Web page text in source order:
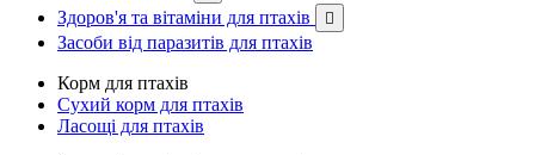
Здоров'я та вітаміни для птахів 
Засоби від паразитів для птахів
Корм для птахів
Сухий корм для птахів
Ласощі для птахів